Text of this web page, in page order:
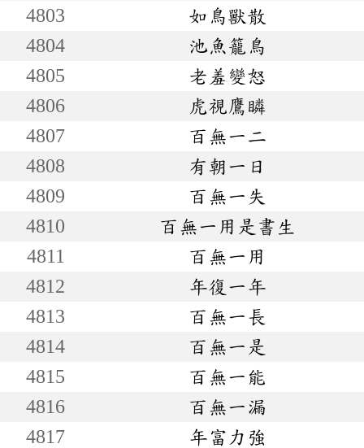
4803
如鳥獸散
4804
池魚籠鳥
4805
老羞變怒
4806
虎視鷹瞵
4807
百無一二
4808
有朝一日
4809
百無一失
4810
百無一用是書生
4811
百無一用
4812
年復一年
4813
百無一長
4814
百無一是
4815
百無一能
4816
百無一漏
4817
年富力強